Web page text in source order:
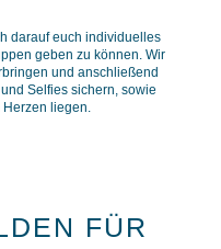
darauf euch individuelles
geben zu können. Wir
und anschließend
Selfies sichern, sowie
liegen.
FÜR